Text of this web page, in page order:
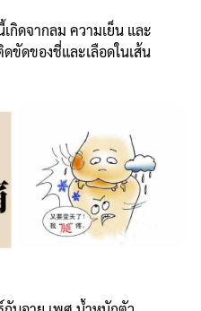
กิดจากลม ความเย็น และ
ขัดของชี่และเลือดในเส้น